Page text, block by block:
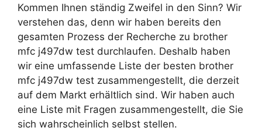
Kommen Ihnen ständig Zweifel in den Sinn? Wir
verstehen das, denn wir haben bereits den
gesamten Prozess der Recherche zu brother
mfc j497dw test durchlaufen. Deshalb haben
wir eine umfassende Liste der besten brother
mfc j497dw test zusammengestellt, die derzeit
auf dem Markt erhältlich sind. Wir haben auch
eine Liste mit Fragen zusammengestellt, die Sie
sich wahrscheinlich selbst stellen.